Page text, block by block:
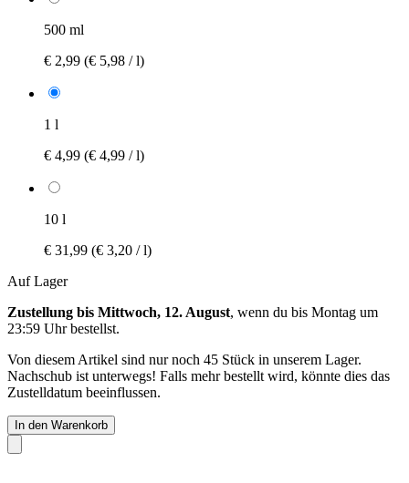
500 ml
€ 2,99 (€ 5,98 / l)
1 l
€ 4,99 (€ 4,99 / l)
10 l
€ 31,99 (€ 3,20 / l)
Auf Lager
Zustellung bis Mittwoch, 12. August, wenn du bis Montag um
23:59 Uhrbestellst.
Von diesem Artikel sind nur noch 45 Stück in unserem Lager.
Nachschub ist unterwegs! Falls mehr bestellt wird, könnte dies das
Zustelldatum beeinflussen.
In den Warenkorb